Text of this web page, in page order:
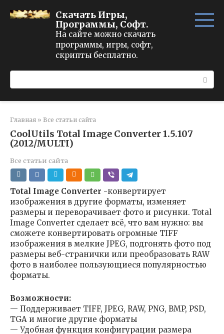
Скачать Игры,
Программы, Софт.
На сайте можно скачать
программы, игры, софт,
скрипты бесплатно.
Главная » Все статьи сайта
CoolUtils Total Image Converter 1.5.107
(2012/MULTI)
Все статьи сайта
Total Image Converter -конвертирует
изображения в другие форматы, изменяет
размеры и переворачивает фото и рисунки. Total
Image Converter сделает всё, что вам нужно: вы
сможете конвертировать огромные TIFF
изображения в мелкие JPEG, подгонять фото под
размеры веб-странички или преобразовать RAW
фото в наиболее пользующиеся популярностью
форматы.
Возможности:
— Поддерживает TIFF, JPEG, RAW, PNG, BMP, PSD,
TGA и многие другие форматы
— Удобная функция конфигурации размера